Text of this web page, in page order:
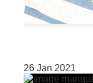
26 Jan 2021